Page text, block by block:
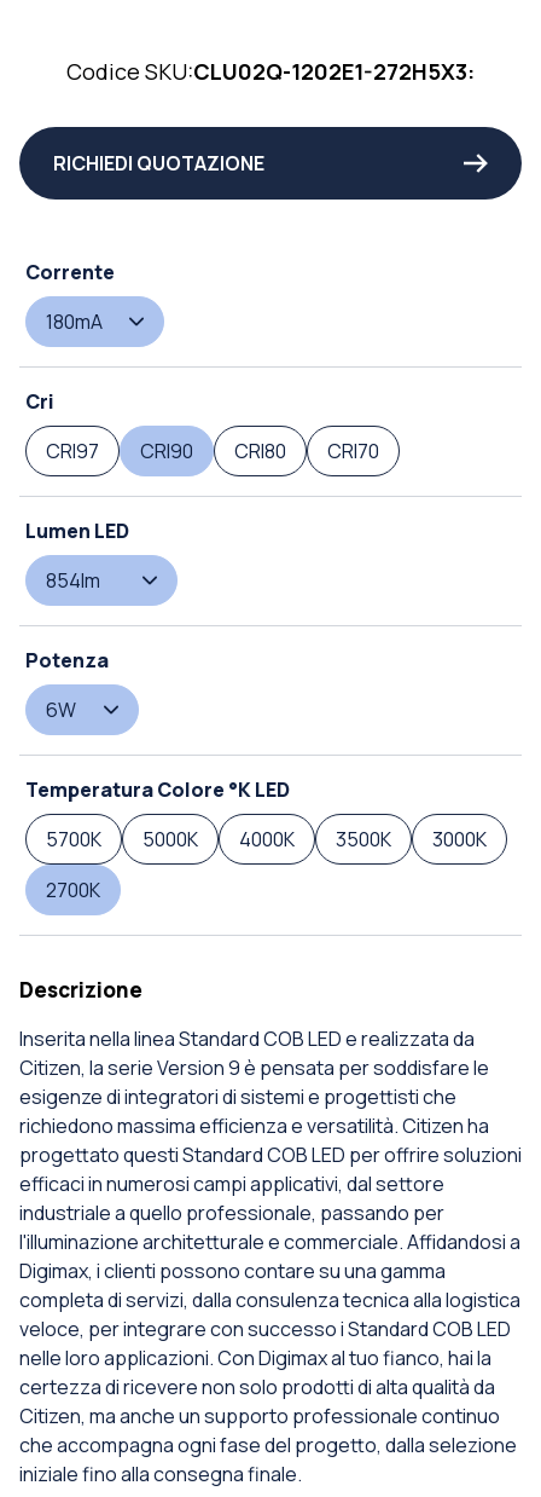
Codice SKU:CLU02Q-1202E1-272H5X3:
RICHIEDI QUOTAZIONE
Corrente
180mA
Cri
CRI97
CRI90 CRI80 CRI70
Lumen LED
854lm
Potenza
6W
Temperatura Colore °K LED
5700K
5000K 4000K 3500K
3000K
2700K
Descrizione
Inserita nella linea Standard COB LED e realizzata da
Citizen, la serie Version 9 è pensata per soddisfare le
esigenze di integratori di sistemi e progettisti che
richiedono massima efficienza e versatilità. Citizen ha
progettato questi Standard COB LED per offrire soluzioni
efficaci in numerosi campi applicativi, dal settore
industriale a quello professionale, passando per
l'illuminazione architetturale e commerciale. Affidandosi a
Digimax, i clienti possono contare su una gamma
completa di servizi, dalla consulenza tecnica alla logistica
veloce, per integrare con successo i Standard COB LED
nelle loro applicazioni. Con Digimax al tuo fianco, hai la
certezza di ricevere non solo prodotti di alta qualità da
Citizen, ma anche un supporto professionale continuo
che accompagna ogni fase del progetto, dalla selezione
iniziale fino alla consegna finale.